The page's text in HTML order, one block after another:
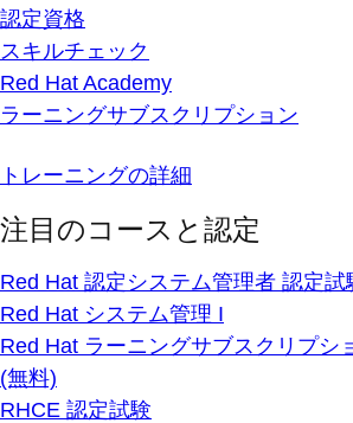
認定資格
スキルチェック
Red Hat Academy
ラーニングサブスクリプション
トレーニングの詳細
注目のコースと認定
Red Hat 認定システム管理者 認定試
Red Hat システム管理 I
Red Hat ラーニングサブスクリプシ
(無料)
RHCE 認定試験